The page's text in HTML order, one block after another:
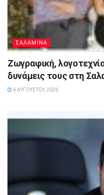
ΣΑΛΑΜΙΝΑ
Ζωγραφική,
δυνάμεις τους στη
6 ΑΥΓΟΎΣΤΟΥ, 2026